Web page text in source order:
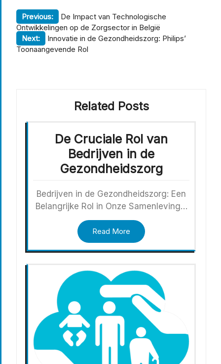
Berichtnavigatie
Previous:
De Impact van Technologische
Ontwikkelingen op de Zorgsector in België
Next:
Innovatie in de Gezondheidszorg: Philips’
Toonaangevende Rol
Related Posts
De Cruciale Rol van
Bedrijven in de
Gezondheidszorg
Bedrijven in de Gezondheidszorg: Een
Belangrijke Rol in Onze Samenleving…
Read More